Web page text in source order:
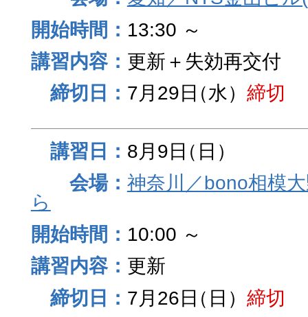
13:30 ～
更新＋失効再交付
7月29日（水） 締切
8月9日（日）
神奈川／bono相模
ら
10:00 ～
更新
7月26日（日） 締切